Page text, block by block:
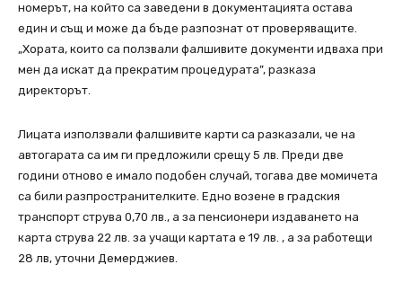
номерът, на който са заведени в документацията остава
един и същ и може да бъде разпознат от проверяващите.
„Хората, които са ползвали фалшивите документи идваха при
мен да искат да прекратим процедурата”, разказа
директорът.
Лицата използвали фалшивите карти са разказали, че на
автогарата са им ги предложили срещу 5 лв. Преди две
години отново е имало подобен случай, тогава две момичета
са били разпространителките. Едно возене в градския
транспорт струва 0,70 лв., а за пенсионери издаването на
карта струва 22 лв. за учащи картата е 19 лв. , а за работещи
28 лв, уточни Демерджиев.